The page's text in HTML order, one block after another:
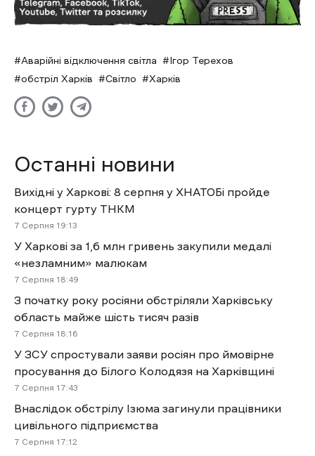
Аварійні відключення світла
Ігор Терехов
обстріл Харків
Світло Харків
Останні новини
Вихідні у Харкові: 8 серпня у ХНАТОБі пройде
концерт гурту ТНКМ
7 Cерпня 19:13
У Харкові за 1,6 млн гривень закупили медалі
«незламним» малюкам
7 Cерпня 18:49
З початку року росіяни обстріляли Харківську
область майже шість тисяч разів
7 Cерпня 18:16
У ЗСУ спростували заяви росіян про ймовірне
просування до Білого Колодязя на Харківщині
7 Cерпня 17:43
Внаслідок обстрілу Ізюма загинули працівники
цивільного підприємства
7 Cерпня 17:12